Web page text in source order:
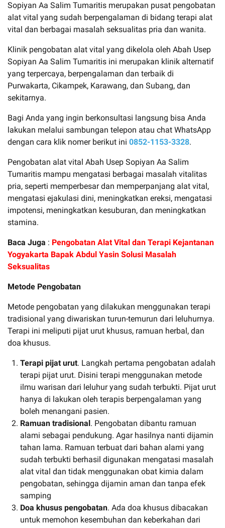
Sopiyan Aa Salim Tumaritis merupakan pusat pengobatan
alat vital yang sudah berpengalaman di bidang terapi alat
vital dan berbagai masalah seksualitas pria dan wanita.
Klinik pengobatan alat vital yang dikelola oleh Abah Usep
Sopiyan Aa Salim Tumaritis ini merupakan klinik alternatif
yang terpercaya, berpengalaman dan terbaik di
Purwakarta, Cikampek, Karawang, dan Subang, dan
sekitarnya.
Bagi Anda yang ingin berkonsultasi langsung bisa Anda
lakukan melalui sambungan telepon atau chat WhatsApp
dengan cara klik nomer berikut ini 0852-1153-3328.
Pengobatan alat vital Abah Usep Sopiyan Aa Salim
Tumaritis mampu mengatasi berbagai masalah vitalitas
pria, seperti memperbesar dan memperpanjang alat vital,
mengatasi ejakulasi dini, meningkatkan ereksi, mengatasi
impotensi, meningkatkan kesuburan, dan meningkatkan
stamina.
Baca Juga : Pengobatan Alat Vital dan Terapi Kejantanan
Yogyakarta Bapak Abdul Yasin Solusi Masalah
Seksualitas
Metode Pengobatan
Metode pengobatan yang dilakukan menggunakan terapi
tradisional yang diwariskan turun-temurun dari leluhurnya.
Terapi ini meliputi pijat urut khusus, ramuan herbal, dan
doa khusus.
Terapi pijat urut. Langkah pertama pengobatan adalah
terapi pijat urut. Disini terapi menggunakan metode
ilmu warisan dari leluhur yang sudah terbukti. Pijat urut
hanya di lakukan oleh terapis berpengalaman yang
boleh menangani pasien.
Ramuan tradisional . Pengobatan dibantu ramuan
alami sebagai pendukung. Agar hasilnya nanti dijamin
tahan lama. Ramuan terbuat dari bahan alami yang
sudah terbukti berhasil digunakan mengatasi masalah
alat vital dan tidak menggunakan obat kimia dalam
pengobatan, sehingga dijamin aman dan tanpa efek
samping
Doa khusus pengobatan. Ada doa khusus dibacakan
untuk memohon kesembuhan dan keberkahan dari